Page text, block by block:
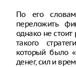
По его
переложить
однако не стоит
такого
который было
денег, сил и